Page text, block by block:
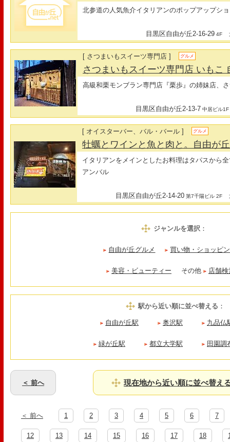
北参道の人気魚介イタリアンのポップアップシ
目黒区自由が丘2-16-29 4F
[ さつまいもスイーツ専門店 ] グルメ
さつまいもスイーツ専門店 いもこ
高級和栗モンブラン専門店『栗歩』の姉妹店、
目黒区自由が丘2-13-7 中居ビル1F
[ オイスターバー、バル・バール ] グルメ
牡蠣とワインと魚と肉と。自由が
イタリアンをメインとしたお料理はタパスから
アンバル
目黒区自由が丘2-14-20 第7千陽ビル 2F
ジャンルを選択：
自由が丘グルメ 買い物・ショッピ
美容・ビューティー その他 店舗
駅から近い順に並べ替える ：
自由が丘駅 奥沢駅 九品仏
緑が丘駅 都立大学駅 田園調
＜ 前へ 現在地から近い順に並べ替え
＜ 前へ 1 2 3 4 5 6 7
12 13 14 15 16 17 18